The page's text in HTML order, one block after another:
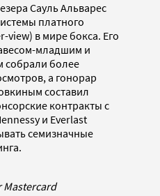
Сауль Альварес
платного
view) в мире бокса. Его
младшим и
собрали более
а гонорар
составил
контракты с
и Everlast
семизначные
Mastercard